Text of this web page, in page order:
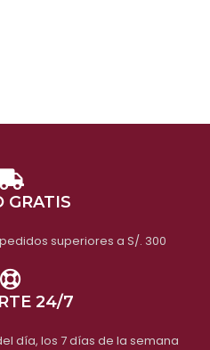
GRATIS
superiores a S/. 300
24/7
día, los 7 días de la semana